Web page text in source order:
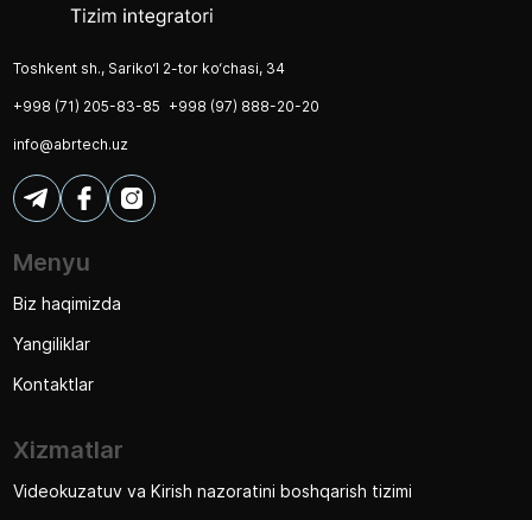
Toshkent sh., Sariko‘l 2-tor ko‘chasi, 34
+998 (71) 205-83-85 +998 (97) 888-20-20
info@abrtech.uz
Menyu
Biz haqimizda
Yangiliklar
Kontaktlar
Xizmatlar
Videokuzatuv va Kirish nazoratini boshqarish tizimi